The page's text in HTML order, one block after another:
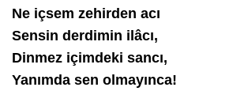
Ne içsem zehirden acı
Sensin derdimin ilâcı,
Dinmez içimdeki sancı,
Yanımda sen olmayınca!